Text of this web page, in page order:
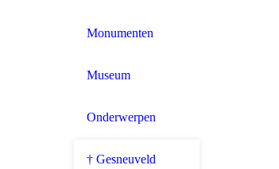
Monumenten
Museum
Onderwerpen
† Gesneuveld